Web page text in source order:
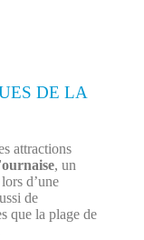
DE LA
attractions
, un
d’une
de
que la plage de